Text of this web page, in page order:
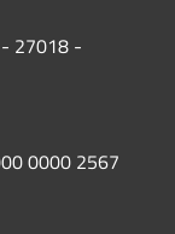
- 27018 -
0000 2567